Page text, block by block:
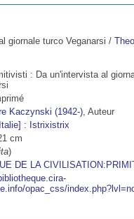
giornale turco Veganarsi /
: Da un'intervista al
Kaczynski (1942-), Auteur
: Istrixistrix
cm
)
DE LA
opac_css/